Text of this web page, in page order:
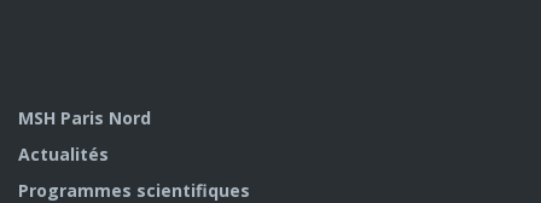
MSH Paris Nord
Actualités
Programmes scientifiques